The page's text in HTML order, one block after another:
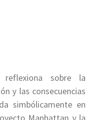
reflexiona sobre la
y las consecuencias
simbólicamente en